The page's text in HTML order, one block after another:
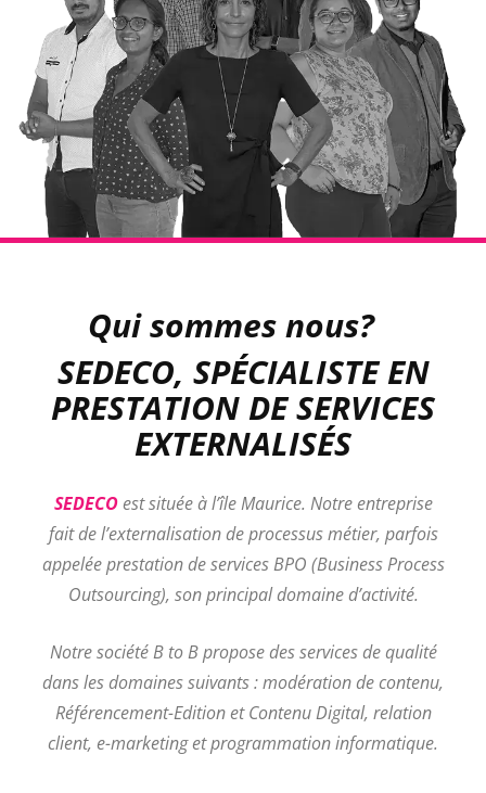
Qui sommes nous?
SEDECO, SPÉCIALISTE EN
PRESTATION DE SERVICES
EXTERNALISÉS
SEDECOest située à l’île Maurice. Notre entreprise
fait de l’externalisation de processus métier, parfois
appelée prestation de services BPO (Business Process
Outsourcing), son principal domaine d’activité.
Notre société B to B propose des services de qualité
dans les domaines suivants : modération de contenu,
Référencement-Edition et Contenu Digital, relation
client, e-marketing et programmation informatique.